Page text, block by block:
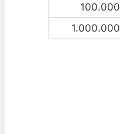
100.000
1.000.000